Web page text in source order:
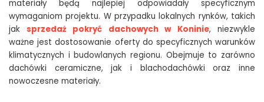
materiały będą najlepiej odpowiadały specyficznym
wymaganiom projektu. W przypadku lokalnych rynków, takich
jak sprzedaż pokryć dachowych w Koninie, niezwykle
ważne jest dostosowanie oferty do specyficznych warunków
klimatycznych i budowlanych regionu. Obejmuje to zarówno
dachówki ceramiczne, jak i blachodachówki oraz inne
nowoczesne materiały.